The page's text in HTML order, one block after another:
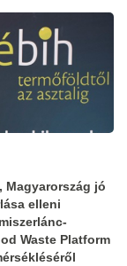
Magyarország jó
elleni
Waste Platform